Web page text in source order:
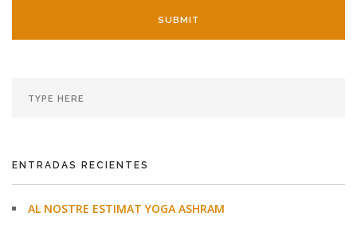
ENTRADAS RECIENTES
AL NOSTRE ESTIMAT YOGA ASHRAM